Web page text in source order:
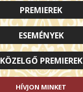
PREMIEREK
ESEMÉNYEK
KÖZELGŐ PREMIEREK
HÍVJON MINKET